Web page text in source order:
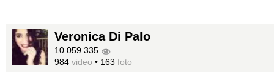
Veronica Di Palo
10.059.335
984 video • 163 foto